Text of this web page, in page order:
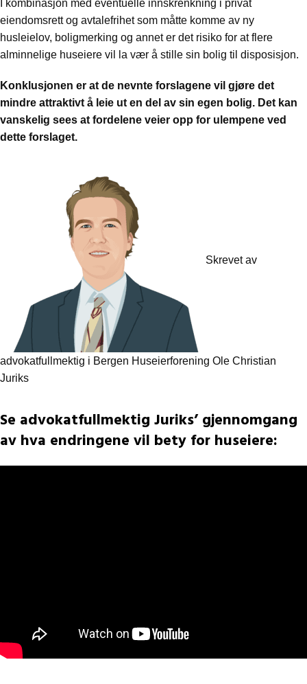
I kombinasjon med eventuelle innskrenkning i privat
eiendomsrett og avtalefrihet som måtte komme av ny
husleielov, boligmerking og annet er det risiko for at flere
alminnelige huseiere vil la vær å stille sin bolig til disposisjon.
Konklusjonen er at de nevnte forslagene vil gjøre det
mindre attraktivt å leie ut en del av sin egen bolig. Det kan
vanskelig sees at fordelene veier opp for ulempene ved
dette forslaget.
Skrevet av
advokatfullmektig i Bergen Huseierforening Ole Christian
Juriks
Se advokatfullmektig Juriks’ gjennomgang
av hva endringene vil bety for huseiere: